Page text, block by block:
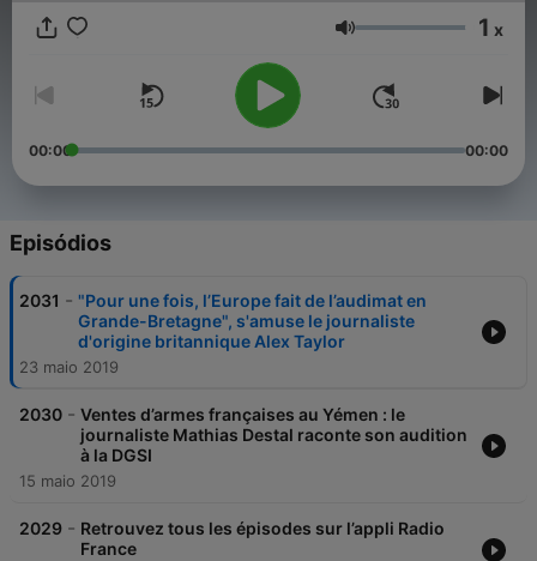
Volume 1 x
00:00 00:00
Episódios
2031 - "Pour une fois, l’Europe fait de l’audimat en
Grande-Bretagne", s'amuse le journaliste
d'origine britannique Alex Taylor
23 maio 2019
2030 - Ventes d’armes françaises au Yémen : le
journaliste Mathias Destal raconte son audition
à la DGSI
15 maio 2019
2029 - Retrouvez tous les épisodes sur l’appli Radio
France